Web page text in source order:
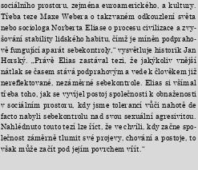
sociálního prostoru, zejména euroamerického, a kultury.
Třeba teze Maxe Webera o takzvaném odkouzlení světa
nebo sociologa Norberta Eliase o procesu civilizace a zvy-
šování stability lidského habitu, čímž je míněn podpraho-
vě fungující aparát sebekontroly,“ vysvětluje historik Jan
Horský. „Právě Elias zastával tezi, že jakýkoliv vnější
nátlak se časem stává podprahovým a vede k člověkem již
nereektované, nezáměrné sebekontrole. Elias si všímal
třeba toho, jak se vyvíjel postoj společnosti k obnaženosti
v sociálním prostoru, kdy jsme tolerancí vůči nahotě de
facto nabyli sebekontrolu nad svou sexuální agresivitou.
Nahlédnuto touto tezí lze říct, že ve chvíli, kdy začne spo-
lečnost záměrně tlumit své projevy, chování a postoje, to
však může začít pod jejím povrchem vřít.“